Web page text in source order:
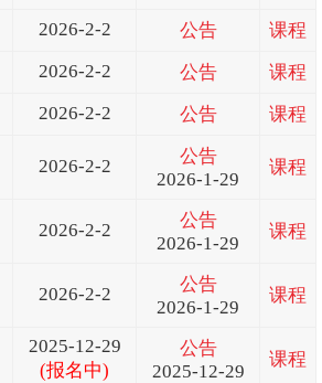
2026-2-2 公告
课程
2026-2-2 公告
课程
2026-2-2 公告 课程
2026-2-2
公告
2026-1-29
课程
2026-2-2
公告
2026-1-29
课程
2026-2-2
公告
2026-1-29
课程
2025-12-29
(报名中)
公告
2025-12-29
课程